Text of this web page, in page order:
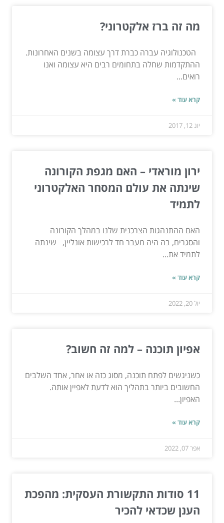
מה זה ברז אלקטרוני?
הטכנולוגיה עברה כברת דרך עצומה בשנים האחרונות.
ההתקדמות שחלה בתחומים רבים היא עצומה ואנו
רואים...
קרא עוד »
יונ 12, 2017
ירון מוראדי – האם מגפת הקורונה
שינתה את עולם המסחר האלקטרוני
לתמיד
האם ההתנהגות הצרכנית שלנו במהלך הקורונה
והסגרים, בה היה מעבר חד לרכישות אונליין, שינתה
לתמיד את...
קרא עוד »
יול 20, 2022
אפיון תוכנה – למה זה חשוב?
כשניגשים לפתח תוכנה, מסוג כזה או אחר, אחד השלבים
החשובים ביותר בתהליך הוא לדעת לאפיין אותה.
האפיון...
קרא עוד »
אפר 07, 2022
11 סודות התקשורת העסקית: מהפכת
הענן שכדאי להכיר